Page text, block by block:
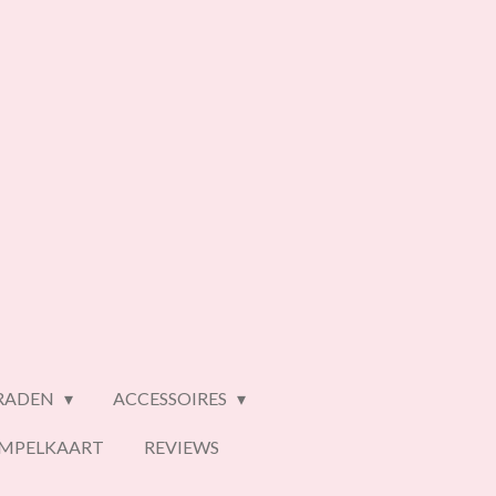
ACCESSOIRES
REVIEWS